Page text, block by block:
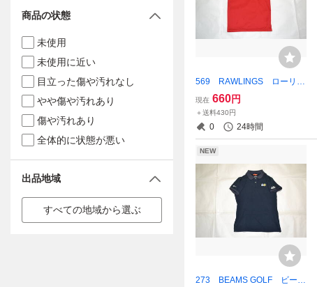
569 RAWLINGS ローリン
グス Tシャツ レッド ポ
リエステル100% Sサイズ
現在 660円
＋送料430円
0 24時間
NEW
273 BEAMS GOLF ビーム
商品の状態
未使用
未使用に近い
目立った傷や汚れなし
やや傷や汚れあり
傷や汚れあり
全体的に状態が悪い
出品地域
すべての地域から選ぶ